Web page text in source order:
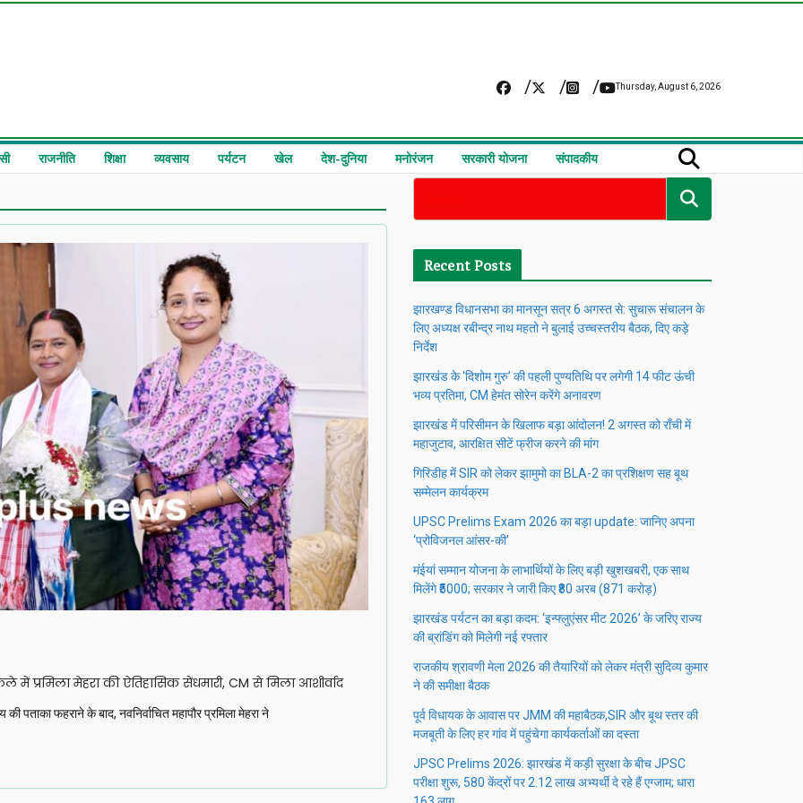
Thursday, August 6, 2026
राजनीति शिक्षा व्यवसाय पर्यटन खेल देश-दुनिया मनोरंजन सरकारी योजना संपादकीय
में प्रमिला मेहरा की ऐतिहासिक सेंधमारी, CM से मिला आशीर्वाद
पताका फहराने के बाद, नवनिर्वाचित महापौर प्रमिला मेहरा ने
Recent Posts
झारखण्ड विधानसभा का मानसून सत्र 6 अगस्त से: सुचारू संचालन के
लिए अध्यक्ष रबीन्द्र नाथ महतो ने बुलाई उच्चस्तरीय बैठक, दिए कड़े
निर्देश
झारखंड के ‘दिशोम गुरु’ की पहली पुण्यतिथि पर लगेगी 14 फीट ऊंची
भव्य प्रतिमा, CM हेमंत सोरेन करेंगे अनावरण
झारखंड में परिसीमन के खिलाफ बड़ा आंदोलन! 2 अगस्त को राँची में
महाजुटाव, आरक्षित सीटें फ्रीज करने की मांग
गिरिडीह में SIR को लेकर झामुमो का BLA-2 का प्रशिक्षण सह बूथ
सम्मेलन कार्यक्रम
UPSC Prelims Exam 2026 का बड़ा update: जानिए अपना
‘प्रोविजनल आंसर-की’
मंईयां सम्मान योजना के लाभार्थियों के लिए बड़ी खुशखबरी, एक साथ
मिलेंगे ₹5000; सरकार ने जारी किए ₹80 अरब (871 करोड़)
झारखंड पर्यटन का बड़ा कदम: ‘इन्फ्लुएंसर मीट 2026’ के जरिए राज्य
की ब्रांडिंग को मिलेगी नई रफ्तार
राजकीय श्रावणी मेला 2026 की तैयारियों को लेकर मंत्री सुदिव्य कुमार
ने की समीक्षा बैठक
पूर्व विधायक के आवास पर JMM की महाबैठक,SIR और बूथ स्तर की
मजबूती के लिए हर गांव में पहुंचेगा कार्यकर्ताओं का दस्ता
JPSC Prelims 2026: झारखंड में कड़ी सुरक्षा के बीच JPSC
परीक्षा शुरू, 580 केंद्रों पर 2.12 लाख अभ्यर्थी दे रहे हैं एग्जाम; धारा